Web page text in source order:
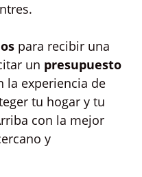
para recibir una
un presupuesto
la experiencia de
tu hogar y tu
con la mejor
y